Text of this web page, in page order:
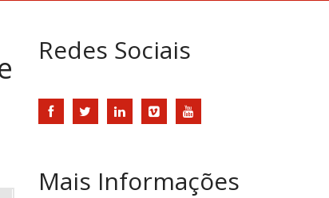
Redes Sociais
Mais Informações